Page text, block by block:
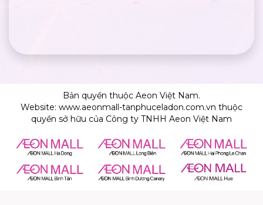
Bản quyền thuộc Aeon Việt Nam.
Website: www.aeonmall-tanphuceladon.com.vn thuộc
quyền sở hữu của Công ty TNHH Aeon Việt Nam